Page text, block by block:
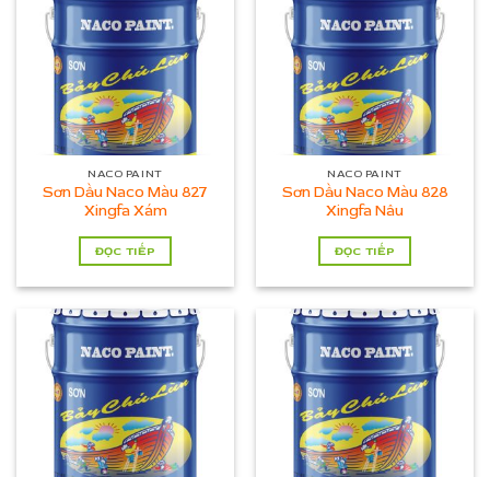
NACO PAINT
Sơn Dầu Naco Màu 827
Xingfa Xám
ĐỌC TIẾP
NACO PAINT
Sơn Dầu Naco Màu 828
Xingfa Nâu
ĐỌC TIẾP